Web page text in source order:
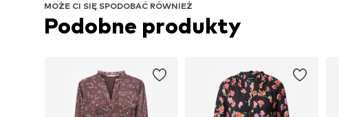
MOŻE CI SIĘ SPODOBAĆ RÓWNIEŻ
Podobne produkty